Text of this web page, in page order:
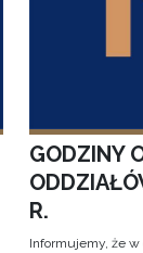
GODZINY
R.
Informujemy, że